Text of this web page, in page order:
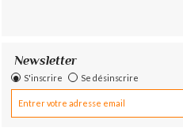
Newsletter
S'inscrire Se désinscrire